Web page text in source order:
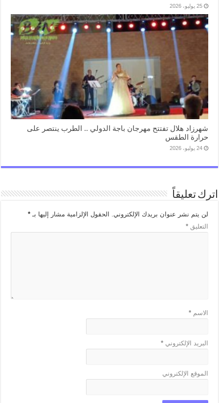
25 يوليو، 2026
شهرزاد هلال تفتتح مهرجان باجة الدولي .. الطرب ينتصر على
حرارة الطقس
24 يوليو، 2026
اترك تعليقاً
لن يتم نشر عنوان بريدك الإلكتروني. الحقول الإلزامية مشار إليها بـ*
التعليق*
الاسم*
البريد الإلكتروني*
الموقع الإلكتروني